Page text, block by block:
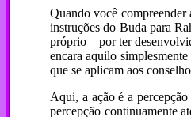
Quando você compreender
instruções do Buda para
próprio – por ter
encara aquilo
que se aplicam aos
Aqui, a ação é a
percepção continuamente